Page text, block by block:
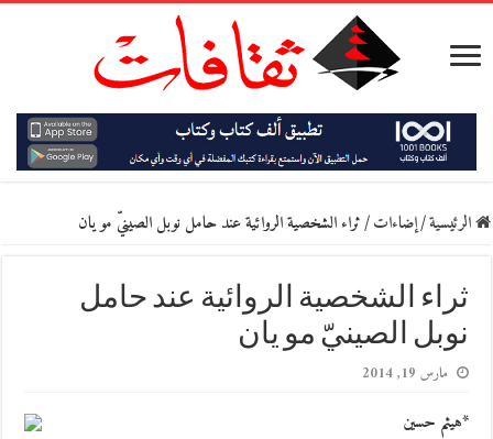
الرئيسية/إضاءات/ثراء الشخصية الروائية عند حامل نوبل الصينيّ مو يان
ثراء الشخصية الروائية عند حامل
نوبل الصينيّ مو يان
مارس 19, 2014
*هيثم حسين